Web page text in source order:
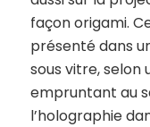
façon origami.
présenté dans
sous vitre, selon
empruntant au
l’holographie